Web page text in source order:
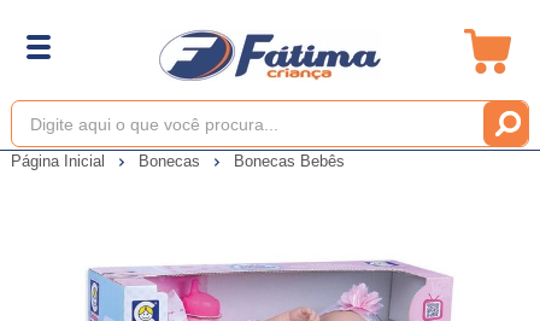
Página Inicial Bonecas Bonecas Bebês